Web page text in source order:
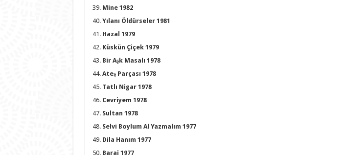
Mine 1982
Yılanı Öldürseler 1981
Hazal 1979
Küskün Çiçek 1979
Bir Aşk Masalı 1978
Ateş Parçası 1978
Tatlı Nigar 1978
Cevriyem 1978
Sultan 1978
Selvi Boylum Al Yazmalım 1977
Dila Hanım 1977
Baraj 1977